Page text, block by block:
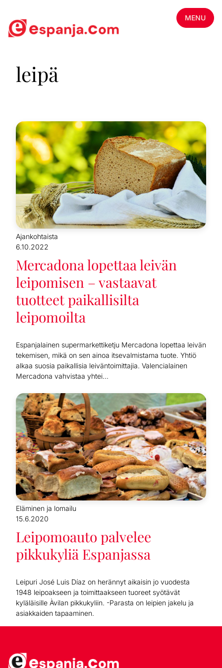
MENU
leipä
Ajankohtaista
6.10.2022
Mercadona lopettaa leivän
leipomisen – vastaavat
tuotteet paikallisilta
leipomoilta
Espanjalainen supermarkettiketju Mercadona lopettaa leivän
tekemisen, mikä on sen ainoa itsevalmistama tuote. Yhtiö
alkaa suosia paikallisia leiväntoimittajia. Valencialainen
Mercadona vahvistaa yhtei...
Eläminen ja lomailu
15.6.2020
Leipomoauto palvelee
pikkukyliä Espanjassa
Leipuri José Luis Díaz on herännyt aikaisin jo vuodesta
1948 leipoakseen ja toimittaakseen tuoreet syötävät
kyläläisille Àvilan pikkukyliin. -Parasta on leipien jakelu ja
asiakkaiden tapaaminen.